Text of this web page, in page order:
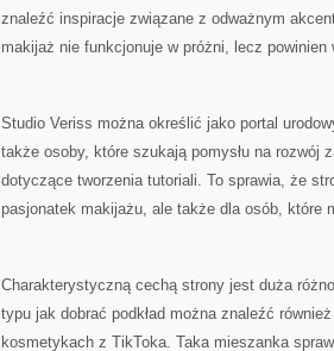
znaleźć inspiracje związane z odważnym
makijaż nie funkcjonuje w próżni, lecz powinien
Studio Veriss można określić jako portal
także osoby, które szukają pomysłu na rozwój
dotyczące tworzenia tutoriali. To sprawia, że
pasjonatek makijażu, ale także dla osób, które
Charakterystyczną cechą strony jest duża
typu jak dobrać podkład można znaleźć
kosmetykach z TikToka. Taka mieszanka